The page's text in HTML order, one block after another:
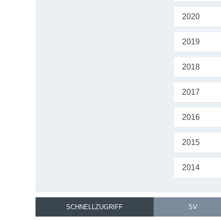
2020
2019
2018
2017
2016
2015
2014
SCHNELLZUGRIFF SV